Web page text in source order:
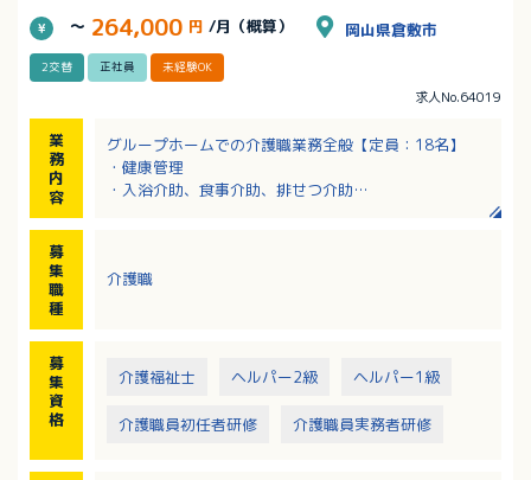
～ 264,000 円 /月（概算） 岡山県倉敷市
2交替 正社員 未経験OK
求人No.64019
業
務
内
容
グループホームでの介護職業務全般【定員：18名】
・健康管理
・入浴介助、食事介助、排せつ介助
募
集
職
種
介護職
募
集
資
格
介護福祉士 ヘルパー2級 ヘルパー1級
介護職員初任者研修 介護職員実務者研修